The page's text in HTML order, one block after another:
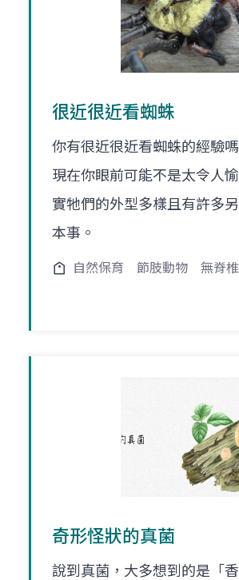
很近很近看蜘蛛
你有很近很近看蜘蛛的經驗
現在你眼前可能不是太令人
實牠們的外型多樣且有許多
本事。
自然保育 節肢動物 無脊
奇形怪狀的真菌
說到真菌，大多想到的是「香